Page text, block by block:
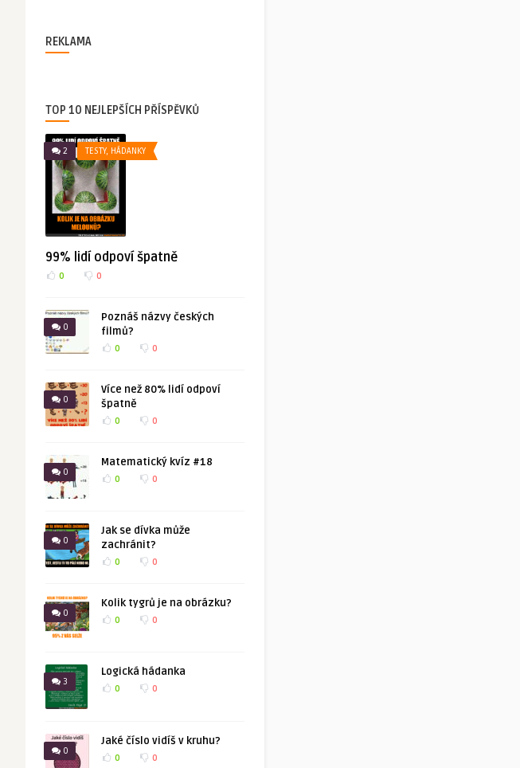
REKLAMA
TOP 10 NEJLEPŠÍCH PŘÍSPĚVKŮ
2 TESTY, HÁDANKY
99% lidí odpoví špatně
0 0
0
Poznáš názvy českých
filmů?
0 0
0
Více než 80% lidí odpoví
špatně
0 0
0
Matematický kvíz #18
0 0
0
Jak se dívka může
zachránit?
0 0
0
Kolik tygrů je na obrázku?
0 0
3
Logická hádanka
0 0
0
Jaké číslo vidíš v kruhu?
0 0